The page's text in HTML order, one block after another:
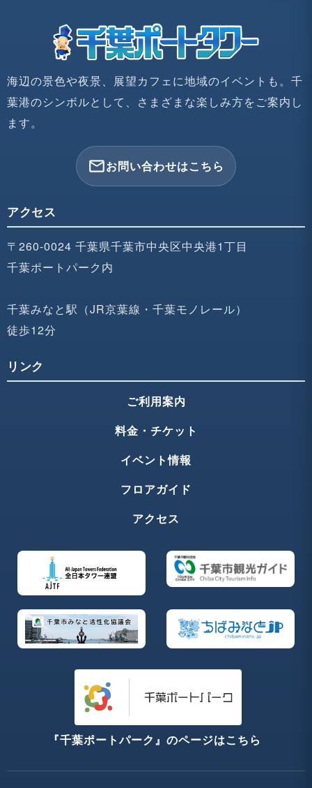
海辺の景色や夜景、展望カフェに地域のイベントも。千
葉港のシンボルとして、さまざまな楽しみ方をご案内し
ます。
mail_outlineお問い合わせはこちら
アクセス
〒260-0024 千葉県千葉市中央区中央港1丁目
千葉ポートパーク内
千葉みなと駅（JR京葉線・千葉モノレール）
徒歩12分
リンク
ご利用案内
料金・チケット
イベント情報
フロアガイド
アクセス
『千葉ポートパーク』のページはこちら